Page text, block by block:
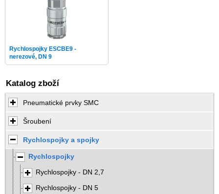
Rychlospojky ESCBE9 -
nerezové, DN 9
Katalog zboží
Pneumatické prvky SMC
Šroubení
Rychlospojky a spojky
Rychlospojky
Rychlospojky - DN 2,7
Rychlospojky - DN 5